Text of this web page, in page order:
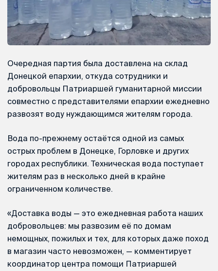
Очередная партия была доставлена на склад
Донецкой епархии, откуда сотрудники и
добровольцы Патриаршей гуманитарной миссии
совместно с представителями епархии ежедневно
развозят воду нуждающимся жителям города.
Вода по-прежнему остаётся одной из самых
острых проблем в Донецке, Горловке и других
городах республики. Техническая вода поступает
жителям раз в несколько дней в крайне
ограниченном количестве.
«Доставка воды — это ежедневная работа наших
добровольцев: мы развозим её по домам
немощных, пожилых и тех, для которых даже поход
в магазин часто невозможен, — комментирует
координатор центра помощи Патриаршей